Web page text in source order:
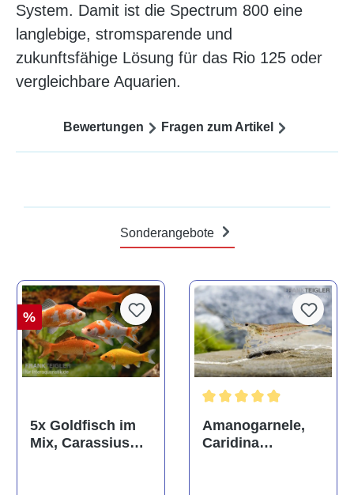
System. Damit ist die Spectrum 800 eine
langlebige, stromsparende und
zukunftsfähige Lösung für das Rio 125 oder
vergleichbare Aquarien.
Bewertungen Fragen zum Artikel
Sonderangebote
%
5x Goldfisch im
Mix, Carassius
Amanogarnele,
Caridina